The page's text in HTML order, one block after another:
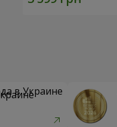
в Украине